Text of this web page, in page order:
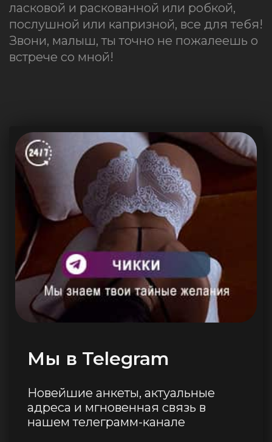
ласковой и раскованной или робкой,
послушной или капризной, все для тебя!
Звони, малыш, ты точно не пожалеешь о
встрече со мной!
Мы в Telegram
Новейшие анкеты, актуальные
адреса и мгновенная связь в
нашем телеграмм-канале